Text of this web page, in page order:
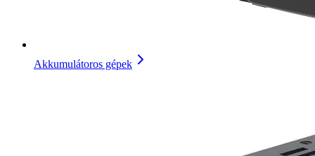
Akkumulátoros gépek